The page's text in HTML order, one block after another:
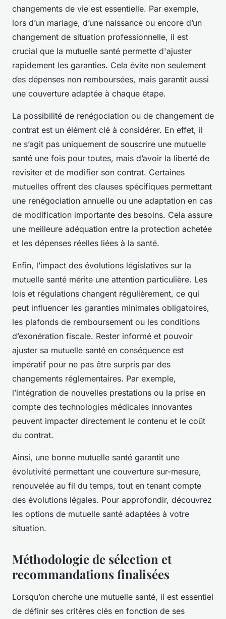
changements de vie est essentielle. Par exemple,
lors d’un mariage, d’une naissance ou encore d’un
changement de situation professionnelle, il est
crucial que la mutuelle santé permette d'ajuster
rapidement les garanties. Cela évite non seulement
des dépenses non remboursées, mais garantit aussi
une couverture adaptée à chaque étape.
La possibilité de renégociation ou de changement de
contrat est un élément clé à considérer. En effet, il
ne s’agit pas uniquement de souscrire une mutuelle
santé une fois pour toutes, mais d’avoir la liberté de
revisiter et de modifier son contrat. Certaines
mutuelles offrent des clauses spécifiques permettant
une renégociation annuelle ou une adaptation en cas
de modification importante des besoins. Cela assure
une meilleure adéquation entre la protection achetée
et les dépenses réelles liées à la santé.
Enfin, l’impact des évolutions législatives sur la
mutuelle santé mérite une attention particulière. Les
lois et régulations changent régulièrement, ce qui
peut influencer les garanties minimales obligatoires,
les plafonds de remboursement ou les conditions
d’exonération fiscale. Rester informé et pouvoir
ajuster sa mutuelle santé en conséquence est
impératif pour ne pas être surpris par des
changements réglementaires. Par exemple,
l’intégration de nouvelles prestations ou la prise en
compte des technologies médicales innovantes
peuvent impacter directement le contenu et le coût
du contrat.
Ainsi, une bonne mutuelle santé garantit une
évolutivité permettant une couverture sur-mesure,
renouvelée au fil du temps, tout en tenant compte
des évolutions légales. Pour approfondir, découvrez
les options de mutuelle santé adaptées à votre
situation.
Méthodologie de sélection et
recommandations finalisées
Lorsqu’on cherche une mutuelle santé, il est essentiel
de définir ses critères clés en fonction de ses